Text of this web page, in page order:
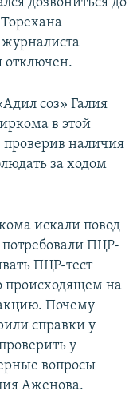
дозвониться до
отключен.
соз» Галия
в этой
наличия
за ходом
искали повод
ПЦР-
ПЦР-тест
происходящем на
Почему
справки у
у
вопросы
Аженова.